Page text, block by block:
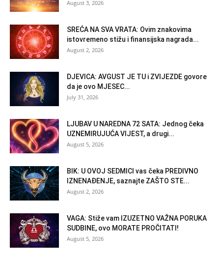
August 3, 2026
SREĆA NA SVA VRATA: Ovim znakovima
istovremeno stižu i finansijska nagrada...
August 2, 2026
DJEVICA: AVGUST JE TU i ZVIJEZDE govore
da je ovo MJESEC...
July 31, 2026
LJUBAV U NAREDNA 72 SATA: Jednog čeka
UZNEMIRUJUĆA VIJEST, a drugi...
August 5, 2026
BIK: U OVOJ SEDMICI vas čeka PREDIVNO
IZNENAĐENJE, saznajte ZAŠTO STE...
August 2, 2026
VAGA: Stiže vam IZUZETNO VAŽNA PORUKA
SUDBINE, ovo MORATE PROČITATI!
August 5, 2026